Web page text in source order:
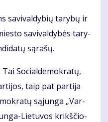
sa­vi­val­dy­bių ta­ry­bų ir
sa­vi­val­dy­bės ta­ry­
są­ra­šų.
So­cial­de­mok­ra­tų,
taip pat par­ti­ja
są­jun­ga „Var­
Lie­tu­vos krikš­čio­